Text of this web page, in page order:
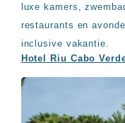
luxe kamers,
restaurants en
inclusive vakantie.
Hotel Riu Cabo